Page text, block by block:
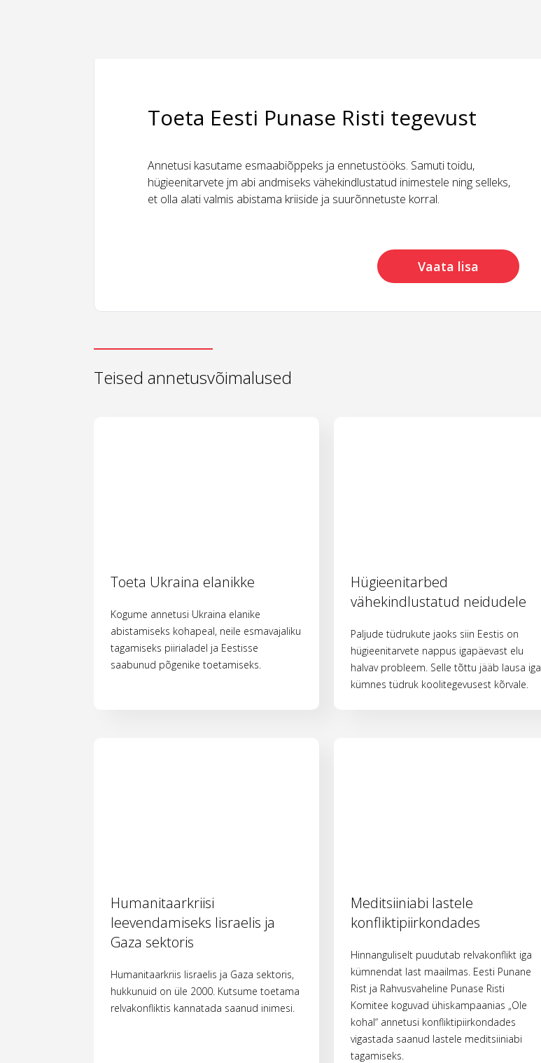
Toeta Eesti Punase Risti tegevust
Annetusi kasutame esmaabiõppeks ja ennetustööks. Samuti toidu,
hügieenitarvete jm abi andmiseks vähekindlustatud inimestele ning selleks,
et olla alati valmis abistama kriiside ja suurõnnetuste korral.
Vaata lisa
Teised annetusvõimalused
Toeta Ukraina elanikke
Kogume annetusi Ukraina elanike
abistamiseks kohapeal, neile esmavajaliku
tagamiseks piirialadel ja Eestisse
saabunud põgenike toetamiseks.
Hügieenitarbed
vähekindlustatud neidudele
Paljude tüdrukute jaoks siin Eestis on
hügieenitarvete nappus igapäevast elu
halvav probleem. Selle tõttu jääb lausa iga
kümnes tüdruk koolitegevusest kõrvale.
Humanitaarkriisi
leevendamiseks Iisraelis ja
Gaza sektoris
Humanitaarkriis Iisraelis ja Gaza sektoris,
hukkunuid on üle 2000. Kutsume toetama
relvakonfliktis kannatada saanud inimesi.
Meditsiiniabi lastele
konfliktipiirkondades
Hinnanguliselt puudutab relvakonflikt iga
kümnendat last maailmas. Eesti Punane
Rist ja Rahvusvaheline Punase Risti
Komitee koguvad ühiskampaanias „Ole
kohal“ annetusi konfliktipiirkondades
vigastada saanud lastele meditsiiniabi
tagamiseks.